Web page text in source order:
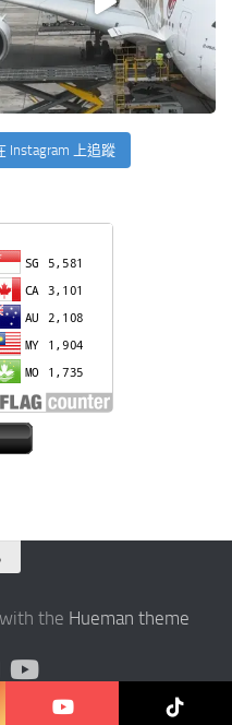
Instagram 上追蹤
the Hueman theme